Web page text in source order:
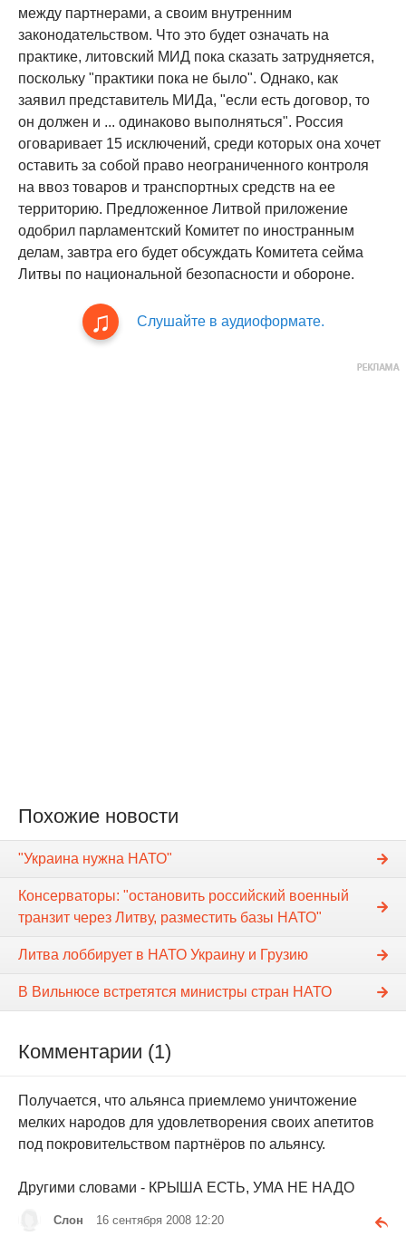
между партнерами, а своим внутренним
законодательством. Что это будет означать на
практике, литовский МИД пока сказать затрудняется,
поскольку "практики пока не было". Однако, как
заявил представитель МИДа, "если есть договор, то
он должен и ... одинаково выполняться". Россия
оговаривает 15 исключений, среди которых она хочет
оставить за собой право неограниченного контроля
на ввоз товаров и транспортных средств на ее
территорию. Предложенное Литвой приложение
одобрил парламентский Комитет по иностранным
делам, завтра его будет обсуждать Комитета сейма
Литвы по национальной безопасности и обороне.
Слушайте в аудиоформате.
Похожие новости
"Украина нужна НАТО"
Консерваторы: "остановить российский военный
транзит через Литву, разместить базы НАТО"
Литва лоббирует в НАТО Украину и Грузию
В Вильнюсе встретятся министры стран НАТО
Комментарии (1)
Получается, что альянса приемлемо уничтожение
мелких народов для удовлетворения своих апетитов
под покровительством партнёров по альянсу.
Другими словами - КРЫША ЕСТЬ, УМА НЕ НАДО
Слон 16 сентября 2008 12:20